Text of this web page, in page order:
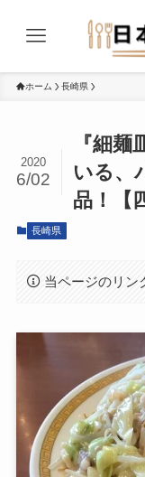
ホーム 長崎県
『細
いる、
品！【
2020
6/02
長崎県
当ページのリン